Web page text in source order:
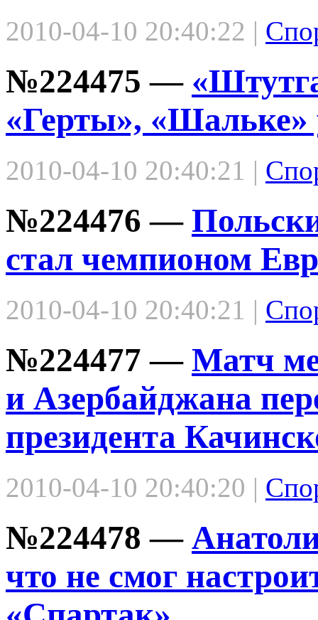
2010-04-10 20:40:22 |
№224475 —
«Герты», «Шальке»
2010-04-10 20:40:21 |
№224476 —
стал чемпионом
2010-04-10 20:40:21 |
№224477 — Матч
и Азербайджана
президента
2010-04-10 20:40:20 |
№224478 —
что не смог